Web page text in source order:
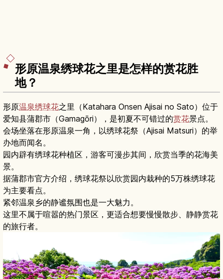
形原温泉绣球花之里是怎样的赏花胜
地？
形原温泉绣球花之里（Katahara Onsen Ajisai no Sato）位于
爱知县蒲郡市（Gamagōri），是初夏不可错过的赏花景点。
会场坐落在形原温泉一角，以绣球花祭（Ajisai Matsuri）的举
办地而闻名。
园内辟有绣球花种植区，游客可漫步其间，欣赏当季的花海美
景。
据蒲郡市官方介绍，绣球花祭以欣赏园内栽种的5万株绣球花
为主要看点。
紧邻温泉乡的静谧氛围也是一大魅力。
这里不属于喧嚣的热门景区，更适合想要慢慢散步、静静赏花
的旅行者。